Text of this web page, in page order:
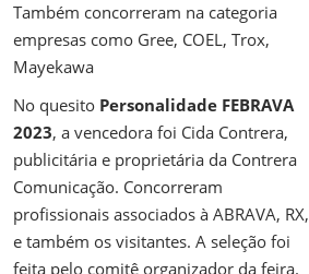
Também concorreram na categoria
empresas como Gree, COEL, Trox,
Mayekawa
No quesito Personalidade FEBRAVA
2023, a vencedora foi Cida Contrera,
publicitária e proprietária da Contrera
Comunicação. Concorreram
profissionais associados à ABRAVA, RX,
e também os visitantes. A seleção foi
feita pelo comitê organizador da feira.